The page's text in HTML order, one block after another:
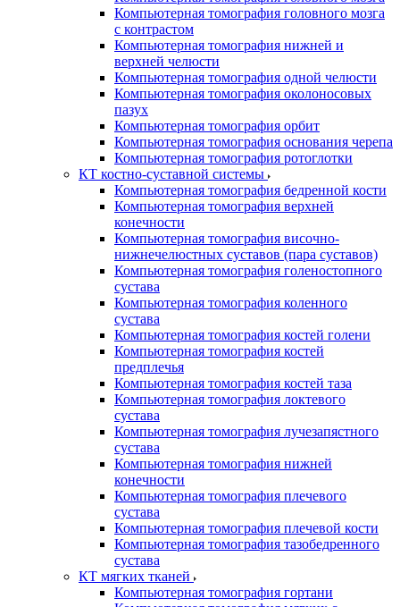
Компьютерная томография головного мозга
с контрастом
Компьютерная томография нижней и
верхней челюсти
Компьютерная томография одной челюсти
Компьютерная томография околоносовых
пазух
Компьютерная томография орбит
Компьютерная томография основания черепа
Компьютерная томография ротоглотки
КТ костно-суставной системы
Компьютерная томография бедренной кости
Компьютерная томография верхней
конечности
Компьютерная томография височно-
нижнечелюстных суставов (пара суставов)
Компьютерная томография голеностопного
сустава
Компьютерная томография коленного
сустава
Компьютерная томография костей голени
Компьютерная томография костей
предплечья
Компьютерная томография костей таза
Компьютерная томография локтевого
сустава
Компьютерная томография лучезапястного
сустава
Компьютерная томография нижней
конечности
Компьютерная томография плечевого
сустава
Компьютерная томография плечевой кости
Компьютерная томография тазобедренного
сустава
КТ мягких тканей
Компьютерная томография гортани